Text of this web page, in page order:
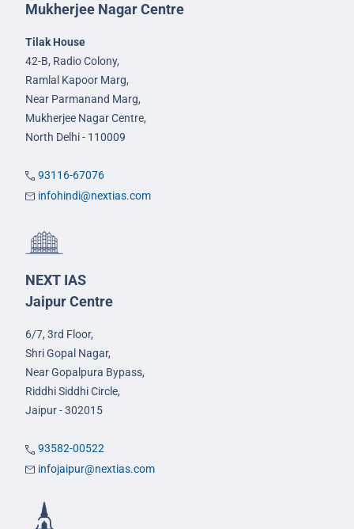
Mukherjee Nagar Centre
Tilak House
42-B, Radio Colony,
Ramlal Kapoor Marg,
Near Parmanand Marg,
Mukherjee Nagar Centre,
North Delhi - 110009
93116-67076
infohindi@nextias.com
NEXT IAS
Jaipur Centre
6/7, 3rd Floor,
Shri Gopal Nagar,
Near Gopalpura Bypass,
Riddhi Siddhi Circle,
Jaipur - 302015
93582-00522
infojaipur@nextias.com